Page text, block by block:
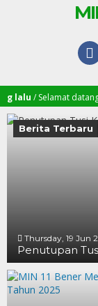
/ Selamat datang di
Berita Terbaru
Thursday, 19 Jun
Penutupan